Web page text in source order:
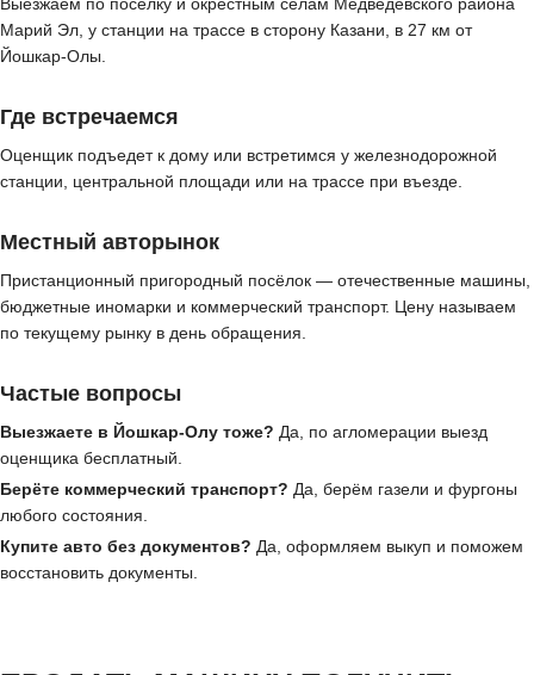
Марий Эл, у станции на трассе в сторону Казани, в 27 км от
Йошкар-Олы.
Где встречаемся
Оценщик подъедет к дому или встретимся у железнодорожной
станции, центральной площади или на трассе при въезде.
Местный авторынок
Пристанционный пригородный посёлок — отечественные машины,
бюджетные иномарки и коммерческий транспорт. Цену называем
по текущему рынку в день обращения.
Частые вопросы
Выезжаете в Йошкар-Олу тоже? Да, по агломерации выезд
оценщика бесплатный.
Берёте коммерческий транспорт? Да, берём газели и фургоны
любого состояния.
Купите авто без документов? Да, оформляем выкуп и поможем
восстановить документы.